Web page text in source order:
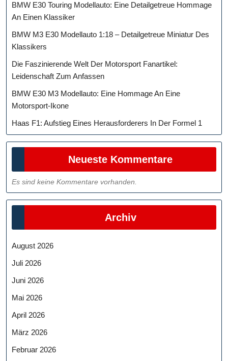
BMW E30 Touring Modellauto: Eine Detailgetreue Hommage
An Einen Klassiker
BMW M3 E30 Modellauto 1:18 – Detailgetreue Miniatur Des
Klassikers
Die Faszinierende Welt Der Motorsport Fanartikel:
Leidenschaft Zum Anfassen
BMW E30 M3 Modellauto: Eine Hommage An Eine
Motorsport-Ikone
Haas F1: Aufstieg Eines Herausforderers In Der Formel 1
Neueste Kommentare
Es sind keine Kommentare vorhanden.
Archiv
August 2026
Juli 2026
Juni 2026
Mai 2026
April 2026
März 2026
Februar 2026